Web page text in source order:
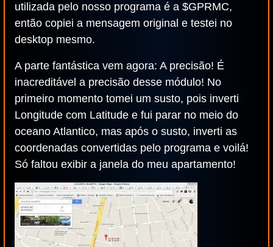
utilizada pelo nosso programa é a $GPRMC,
então copiei a mensagem original e testei no
desktop mesmo.
A parte fantástica vem agora: A precisão! É
inacreditável a precisão desse módulo! No
primeiro momento tomei um susto, pois inverti
Longitude com Latitude e fui parar no meio do
oceano Atlantico, mas após o susto, inverti as
coordenadas convertidas pelo programa e voilá!
Só faltou exibir a janela do meu apartamento!